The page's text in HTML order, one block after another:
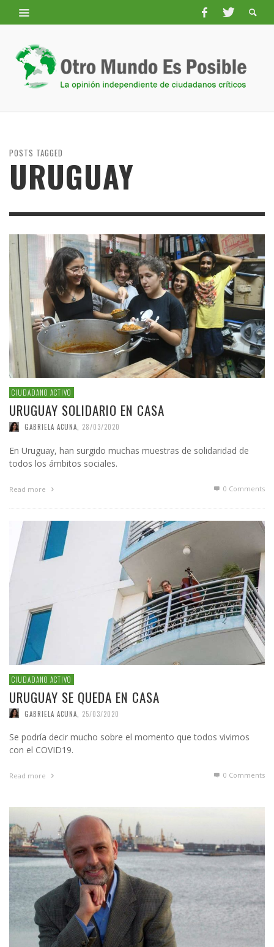
POSTS TAGGED
URUGUAY
CIUDADANO ACTIVO
URUGUAY SOLIDARIO EN CASA
GABRIELA ACUNA 28/03/2020
En Uruguay, han surgido muchas muestras de solidaridad de
todos los ámbitos sociales.
Read more 0 Comments
CIUDADANO ACTIVO
URUGUAY SE QUEDA EN CASA
GABRIELA ACUNA 25/03/2020
Se podría decir mucho sobre el momento que todos vivimos
con el COVID19.
Read more 0 Comments